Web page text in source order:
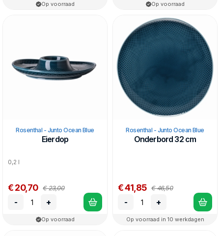
Op voorraad Op voorraad
Rosenthal - Junto Ocean Blue
Eierdop
0,2 l
€ 20,70 € 23,00
- +
Op voorraad
Rosenthal - Junto Ocean Blue
Onderbord 32 cm
€ 41,85 € 46,50
- +
Op voorraad in 10 werkdagen